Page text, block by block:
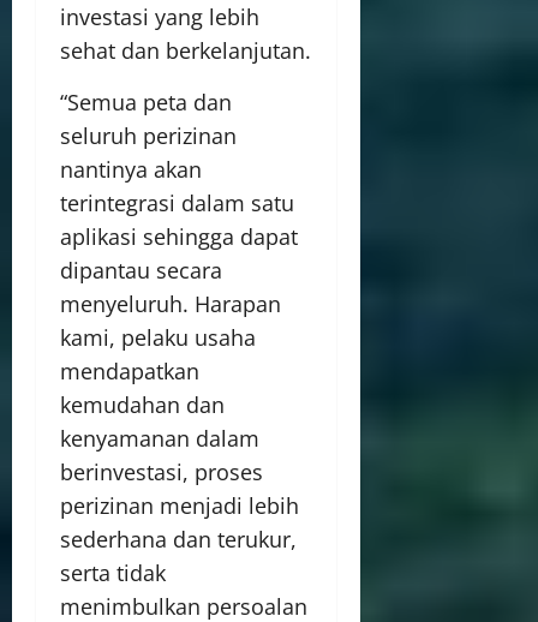
investasi yang lebih
sehat dan berkelanjutan.
“Semua peta dan
seluruh perizinan
nantinya akan
terintegrasi dalam satu
aplikasi sehingga dapat
dipantau secara
menyeluruh. Harapan
kami, pelaku usaha
mendapatkan
kemudahan dan
kenyamanan dalam
berinvestasi, proses
perizinan menjadi lebih
sederhana dan terukur,
serta tidak
menimbulkan persoalan